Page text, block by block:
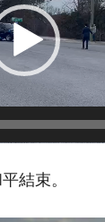
結束。